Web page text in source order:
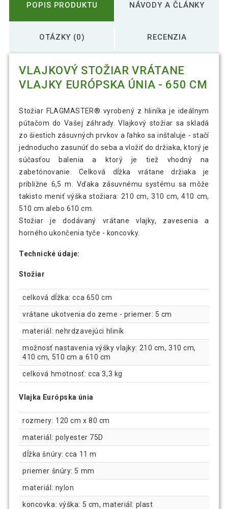
POPIS PRODUKTU NÁVODY A ČLÁNKY
OTÁZKY (0) RECENZIA
VLAJKOVÝ STOŽIAR VRÁTANE
VLAJKY EURÓPSKA ÚNIA - 650 CM
Stožiar FLAGMASTER® vyrobený z hliníka je ideálnym
pútačom do Vašej záhrady. Vlajkový stožiar sa skladá
zo šiestich zásuvných prvkov a ľahko sa inštaluje - stačí
jednoducho zasunúť do seba a vložiť do držiaka, ktorý je
súčasťou balenia a ktorý je tiež vhodný na
zabetónovanie. Celková dĺžka vrátane držiaka je
približne 6,5 m. Vďaka zásuvnému systému sa môže
takisto meniť výška stožiara: 210 cm, 310 cm, 410 cm,
510 cm alebo 610 cm.
Stožiar je dodávaný vrátane vlajky, zavesenia a
horného ukončenia tyče - koncovky.
Technické údaje:
Stožiar
celková dĺžka: cca 650 cm
vrátane ukotvenia do zeme - priemer: 5 cm
materiál: nehrdzavejúci hliník
možnosť nastavenia výšky vlajky: 210 cm, 310 cm,
410 cm, 510 cm a 610 cm
celková hmotnosť: cca 3,3 kg
Vlajka Európska únia
rozmery: 120 cm x 80 cm
materiál: polyester 75D
dĺžka šnúry: cca 11 m
priemer šnúry: 5 mm
materiál: nylon
koncovka: výška: 5 cm, materiál: plast